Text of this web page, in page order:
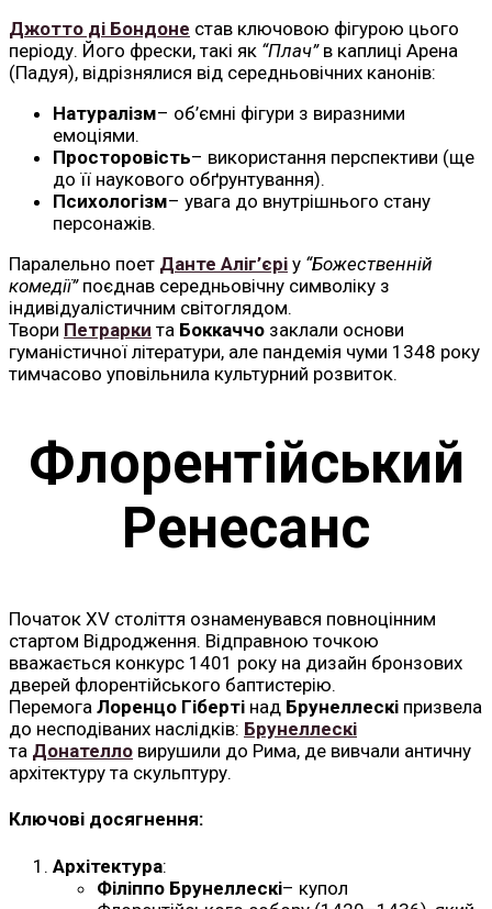
Джотто ді Бондоне став ключовою фігурою цього
періоду. Його фрески, такі як “Плач”в каплиці Арена
(Падуя), відрізнялися від середньовічних канонів:
Натуралізм– об’ємні фігури з виразними
емоціями.
Просторовість– використання перспективи (ще
до її наукового обґрунтування).
Психологізм– увага до внутрішнього стану
персонажів.
Паралельно поет Данте Аліг’єрі у “Божественній
комедії”поєднав середньовічну символіку з
індивідуалістичним світоглядом.
Твори Петрарки та Боккаччо заклали основи
гуманістичної літератури, але пандемія чуми 1348 року
тимчасово уповільнила культурний розвиток.
Флорентійський
Ренесанс
Початок XV століття ознаменувався повноцінним
стартом Відродження. Відправною точкою
вважається конкурс 1401 року на дизайн бронзових
дверей флорентійського баптистерію.
Перемога Лоренцо Гіберті над Брунеллескі призвела
до несподіваних наслідків: Брунеллескі
та Донателло вирушили до Рима, де вивчали античну
архітектуру та скульптуру.
Ключові досягнення:
Архітектура:
Філіппо Брунеллескі– купол